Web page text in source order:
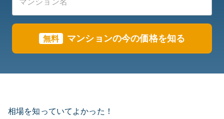
無料 マンションの今の価格を知る
相場を知っていてよかった！